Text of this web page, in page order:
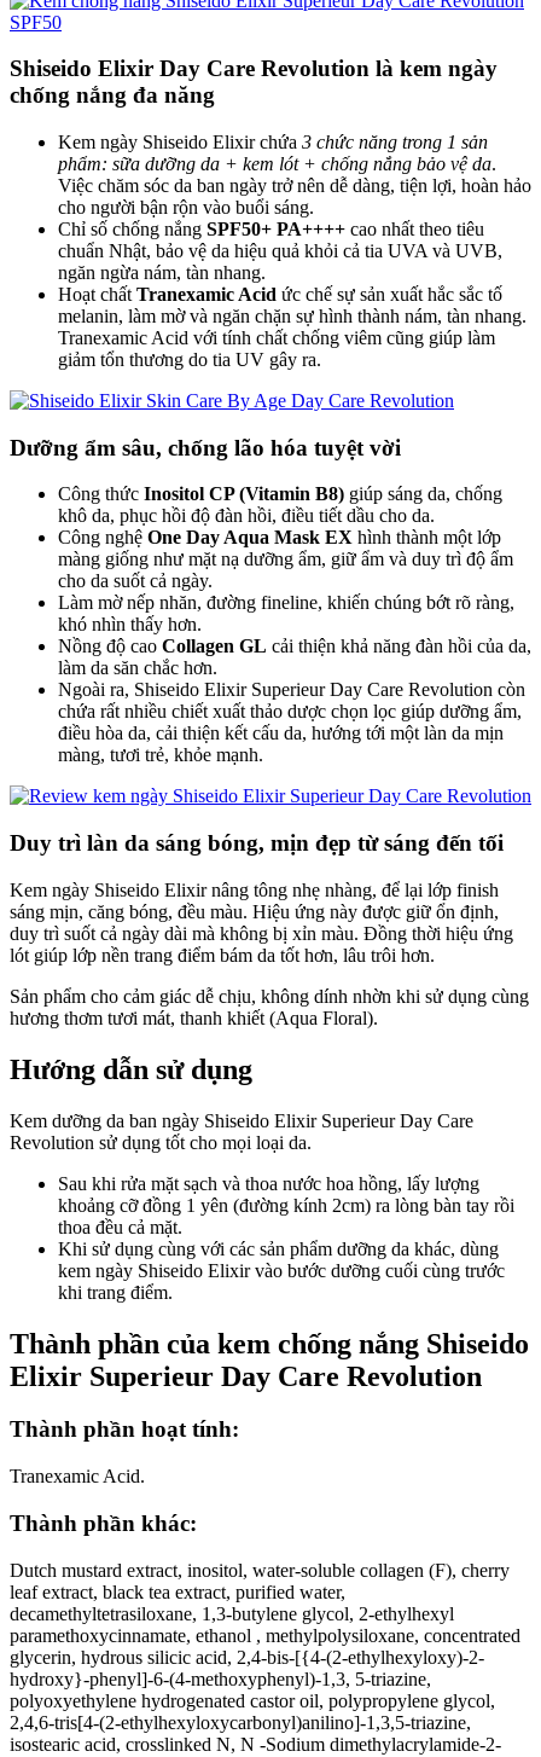
Shiseido Elixir Day Care Revolution là kem ngày
chống nắng đa năng
Kem ngày Shiseido Elixir chứa 3 chức năng trong 1 sản
phẩm: sữa dưỡng da + kem lót + chống nắng bảo vệ da.
Việc chăm sóc da ban ngày trở nên dễ dàng, tiện lợi, hoàn hảo
cho người bận rộn vào buổi sáng.
Chỉ số chống nắng SPF50+ PA++++ cao nhất theo tiêu
chuẩn Nhật, bảo vệ da hiệu quả khỏi cả tia UVA và UVB,
ngăn ngừa nám, tàn nhang.
Hoạt chất Tranexamic Acid ức chế sự sản xuất hắc sắc tố
melanin, làm mờ và ngăn chặn sự hình thành nám, tàn nhang.
Tranexamic Acid với tính chất chống viêm cũng giúp làm
giảm tổn thương do tia UV gây ra.
Dưỡng ẩm sâu, chống lão hóa tuyệt vời
Công thức Inositol CP (Vitamin B8) giúp sáng da, chống
khô da, phục hồi độ đàn hồi, điều tiết dầu cho da.
Công nghệ One Day Aqua Mask EX hình thành một lớp
màng giống như mặt nạ dưỡng ẩm, giữ ẩm và duy trì độ ẩm
cho da suốt cả ngày.
Làm mờ nếp nhăn, đường fineline, khiến chúng bớt rõ ràng,
khó nhìn thấy hơn.
Nồng độ cao Collagen GL cải thiện khả năng đàn hồi của da,
làm da săn chắc hơn.
Ngoài ra, Shiseido Elixir Superieur Day Care Revolution còn
chứa rất nhiều chiết xuất thảo dược chọn lọc giúp dưỡng ẩm,
điều hòa da, cải thiện kết cấu da, hướng tới một làn da mịn
màng, tươi trẻ, khỏe mạnh.
Duy trì làn da sáng bóng, mịn đẹp từ sáng đến tối
Kem ngày Shiseido Elixir nâng tông nhẹ nhàng, để lại lớp finish
sáng mịn, căng bóng, đều màu. Hiệu ứng này được giữ ổn định,
duy trì suốt cả ngày dài mà không bị xỉn màu. Đồng thời hiệu ứng
lót giúp lớp nền trang điểm bám da tốt hơn, lâu trôi hơn.
Sản phẩm cho cảm giác dễ chịu, không dính nhờn khi sử dụng cùng
hương thơm tươi mát, thanh khiết (Aqua Floral).
Hướng dẫn sử dụng
Kem dưỡng da ban ngày Shiseido Elixir Superieur Day Care
Revolution sử dụng tốt cho mọi loại da.
Sau khi rửa mặt sạch và thoa nước hoa hồng, lấy lượng
khoảng cỡ đồng 1 yên (đường kính 2cm) ra lòng bàn tay rồi
thoa đều cả mặt.
Khi sử dụng cùng với các sản phẩm dưỡng da khác, dùng
kem ngày Shiseido Elixir vào bước dưỡng cuối cùng trước
khi trang điểm.
Thành phần của kem chống nắng Shiseido
Elixir Superieur Day Care Revolution
Thành phần hoạt tính:
Tranexamic Acid.
Thành phần khác:
Dutch mustard extract, inositol, water-soluble collagen (F), cherry
leaf extract, black tea extract, purified water,
decamethyltetrasiloxane, 1,3-butylene glycol, 2-ethylhexyl
paramethoxycinnamate, ethanol , methylpolysiloxane, concentrated
glycerin, hydrous silicic acid, 2,4-bis-[{4-(2-ethylhexyloxy)-2-
hydroxy}-phenyl]-6-(4-methoxyphenyl)-1,3, 5-triazine,
polyoxyethylene hydrogenated castor oil, polypropylene glycol,
2,4,6-tris[4-(2-ethylhexyloxycarbonyl)anilino]-1,3,5-triazine,
isostearic acid, crosslinked N, N -Sodium dimethylacrylamide-2-